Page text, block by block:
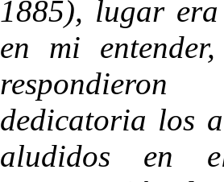
1885), lugar
en mi
dedicatoria los
aludidos en